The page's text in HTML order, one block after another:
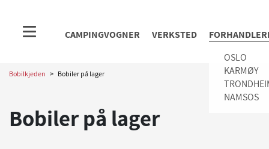
CAMPINGVOGNER VERKSTED
OSLO
KARMØY
NAMSOS
Bobilkjeden > Bobiler på lager
Bobiler på lager